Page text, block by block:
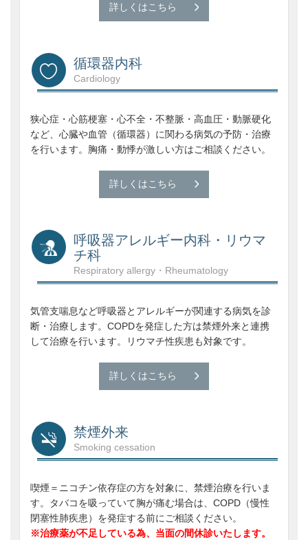
詳しくはこちら
循環器内科
Cardiology
狭心症・心筋梗塞・心不全・不整脈・高血圧・動脈硬化
など、心臓や血管（循環器）に関わる病気の予防・治療
を行います。胸痛・動悸が激しい方はご相談ください。
詳しくはこちら
呼吸器アレルギー内科・リウマ
チ科
Respiratory allergy・Rheumatology
気管支喘息など呼吸器とアレルギーが関連する病気を診
断・治療します。COPDを発症した方は禁煙外来と連携
して治療を行います。リウマチ性疾患も対象です。
詳しくはこちら
禁煙外来
Smoking cessation
喫煙＝ニコチン依存症の方を対象に、禁煙治療を行いま
す。タバコを吸っていて胸が痛む場合は、COPD（慢性
閉塞性肺疾患）を発症する前にご相談ください。
※治療薬が不足している為、当面の間休診いたします。